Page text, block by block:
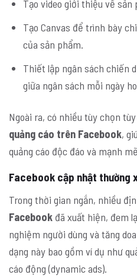
Tạo video giới thiệu về
Tạo Canvas để trình bày
của sản phẩm.
Thiết lập ngân sách chiến
giữa ngân sách mỗi ngày
Ngoài ra, có nhiều tùy chọn
quảng cáo trên Facebook,
quảng cáo độc đáo và mạnh
Facebook cập nhật thường
Trong thời gian ngắn, nhiều
Facebook đã xuất hiện, đem
nghiệm người dùng và tăng
dạng này bao gồm ví dụ như
cáo động (dynamic ads).